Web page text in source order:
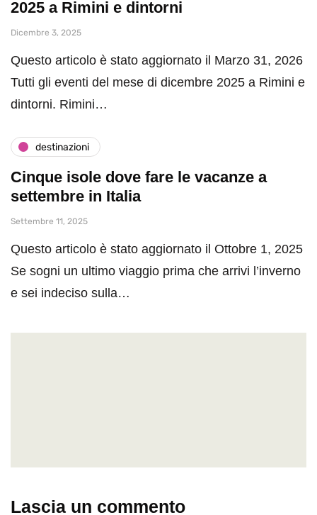
2025 a Rimini e dintorni
Dicembre 3, 2025
Questo articolo è stato aggiornato il Marzo 31, 2026
Tutti gli eventi del mese di dicembre 2025 a Rimini e
dintorni. Rimini…
destinazioni
Cinque isole dove fare le vacanze a
settembre in Italia
Settembre 11, 2025
Questo articolo è stato aggiornato il Ottobre 1, 2025
Se sogni un ultimo viaggio prima che arrivi l’inverno
e sei indeciso sulla…
Lascia un commento